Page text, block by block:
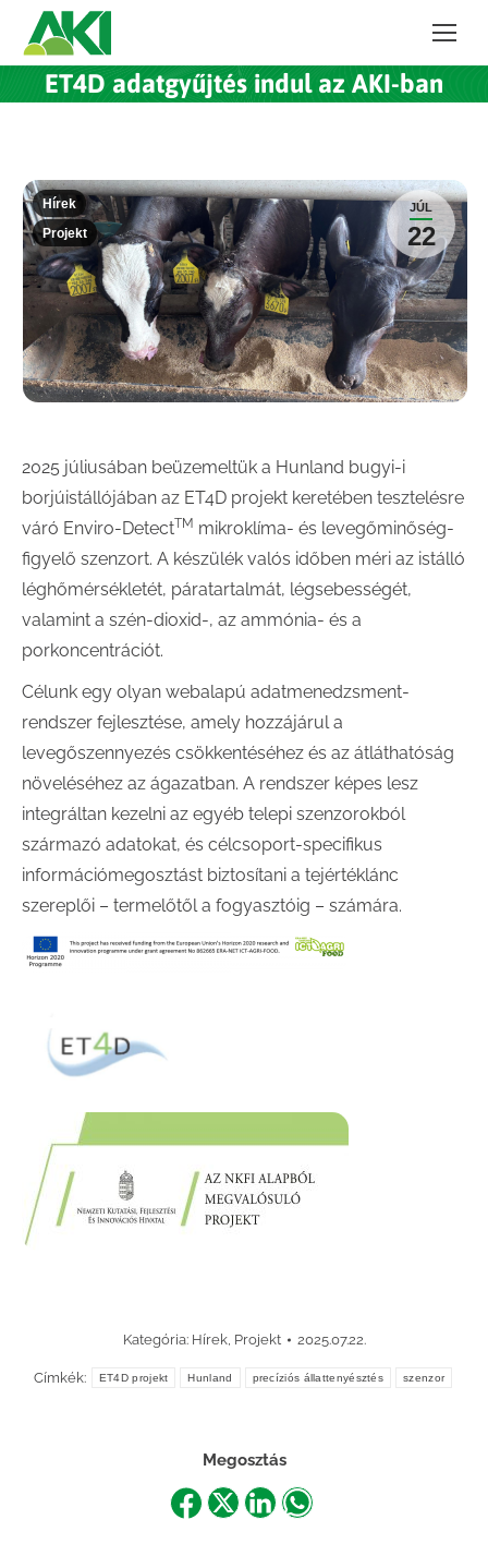
ET4D adatgyűjtés indul az AKI-ban
JÚL
22
Hírek
Projekt
2025 júliusában beüzemeltük a Hunland bugyi-i
borjúistállójában az ET4D projekt keretében tesztelésre
váró Enviro-DetectTM mikroklíma- és levegőminőség-
figyelő szenzort. A készülék valós időben méri az istálló
léghőmérsékletét, páratartalmát, légsebességét,
valamint a szén-dioxid-, az ammónia- és a
porkoncentrációt.
Célunk egy olyan webalapú adatmenedzsment-
rendszer fejlesztése, amely hozzájárul a
levegőszennyezés csökkentéséhez és az átláthatóság
növeléséhez az ágazatban. A rendszer képes lesz
integráltan kezelni az egyéb telepi szenzorokból
származó adatokat, és célcsoport-specifikus
információmegosztást biztosítani a tejértéklánc
szereplői – termelőtől a fogyasztóig – számára.
Kategória: Hírek, Projekt 2025.07.22.
Címkék: ET4D projekt Hunland precíziós állattenyésztés szenzor
Megosztás
ShareShareShareShare